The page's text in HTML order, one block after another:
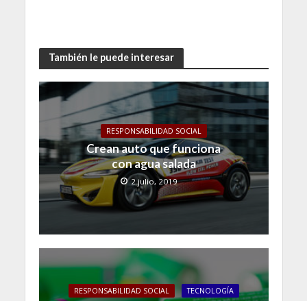
También le puede interesar
RESPONSABILIDAD SOCIAL
Crean auto que funciona
con agua salada
2 julio, 2019
RESPONSABILIDAD SOCIAL TECNOLOGÍA